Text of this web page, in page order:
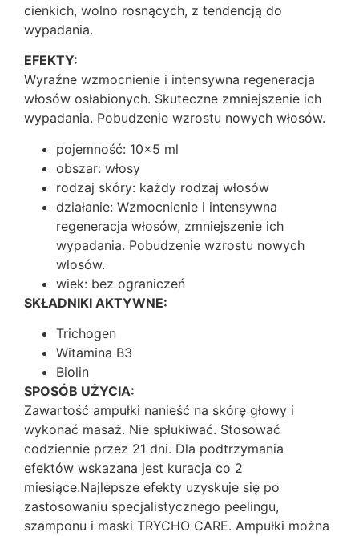
cienkich, wolno rosnących, z tendencją do
wypadania.
EFEKTY:
Wyraźne wzmocnienie i intensywna regeneracja
włosów osłabionych. Skuteczne zmniejszenie ich
wypadania. Pobudzenie wzrostu nowych włosów.
pojemność: 10×5 ml
obszar: włosy
rodzaj skóry: każdy rodzaj włosów
działanie: Wzmocnienie i intensywna
regeneracja włosów, zmniejszenie ich
wypadania. Pobudzenie wzrostu nowych
włosów.
wiek: bez ograniczeń
SKŁADNIKI AKTYWNE:
Trichogen
Witamina B3
Biolin
SPOSÓB UŻYCIA:
Zawartość ampułki nanieść na skórę głowy i
wykonać masaż. Nie spłukiwać. Stosować
codziennie przez 21 dni. Dla podtrzymania
efektów wskazana jest kuracja co 2
miesiące.Najlepsze efekty uzyskuje się po
zastosowaniu specjalistycznego peelingu,
szamponu i maski TRYCHO CARE. Ampułki można